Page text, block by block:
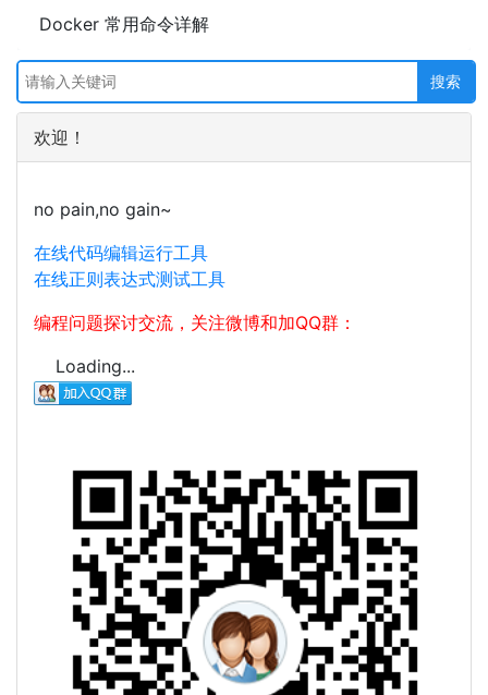
Docker 常用命令详解
欢迎！
no pain,no gain~
在线代码编辑运行工具
在线正则表达式测试工具
编程问题探讨交流，关注微博和加QQ群：
Loading...